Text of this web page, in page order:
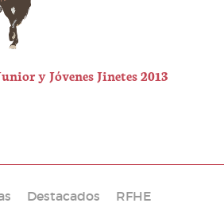
y Jóvenes Jinetes 2013
Destacados RFHE